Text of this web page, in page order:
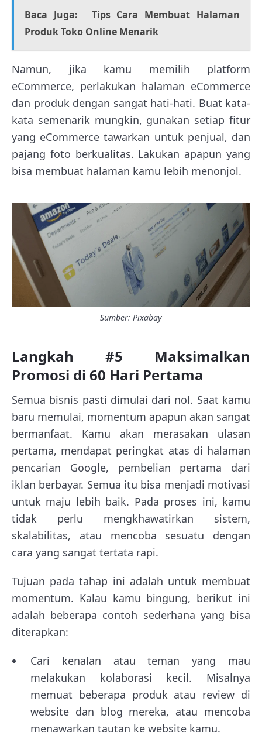
Baca Juga:
Tips Cara Membuat Halaman
Produk Toko Online Menarik
Namun, jika kamu memilih platform
eCommerce, perlakukan halaman eCommerce
dan produk dengan sangat hati-hati. Buat kata-
kata semenarik mungkin, gunakan setiap fitur
yang eCommerce tawarkan untuk penjual, dan
pajang foto berkualitas. Lakukan apapun yang
bisa membuat halaman kamu lebih menonjol.
Sumber: Pixabay
Langkah #5 Maksimalkan
Promosi di 60 Hari Pertama
Semua bisnis pasti dimulai dari nol. Saat kamu
baru memulai, momentum apapun akan sangat
bermanfaat. Kamu akan merasakan ulasan
pertama, mendapat peringkat atas di halaman
pencarian Google, pembelian pertama dari
iklan berbayar. Semua itu bisa menjadi motivasi
untuk maju lebih baik. Pada proses ini, kamu
tidak perlu mengkhawatirkan sistem,
skalabilitas, atau mencoba sesuatu dengan
cara yang sangat tertata rapi.
Tujuan pada tahap ini adalah untuk membuat
momentum. Kalau kamu bingung, berikut ini
adalah beberapa contoh sederhana yang bisa
diterapkan:
Cari kenalan atau teman yang mau
melakukan kolaborasi kecil. Misalnya
memuat beberapa produk atau review di
website dan blog mereka, atau mencoba
menawarkan tautan ke website kamu.